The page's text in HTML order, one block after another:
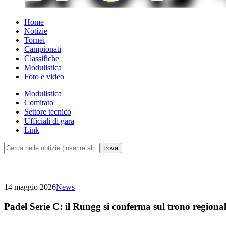
Home
Notizie
Tornei
Campionati
Classifiche
Modulistica
Foto e video
Modulistica
Comitato
Settore tecnico
Ufficiali di gara
Link
14 maggio 2026News
Padel Serie C: il Rungg si conferma sul trono